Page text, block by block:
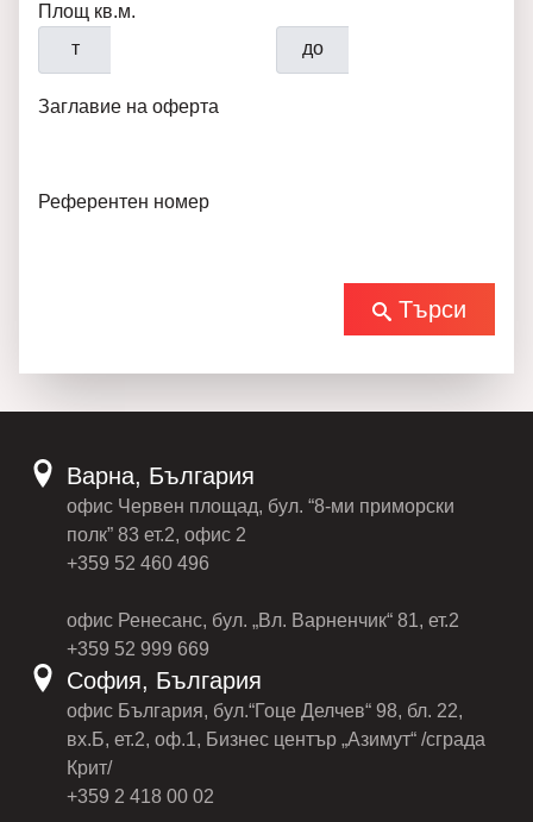
Площ кв.м.
т
до
Заглавие на оферта
Референтен номер
Търси
Варна, България
офис Червен площад, бул. “8-ми приморски
полк” 83 ет.2, офис 2
+359 52 460 496
офис Ренесанс, бул. „Вл. Варненчик“ 81, ет.2
+359 52 999 669
София, България
офис България, бул.“Гоце Делчев“ 98, бл. 22,
вх.Б, ет.2, оф.1, Бизнес център „Азимут“ /сграда
Крит/
+359 2 418 00 02